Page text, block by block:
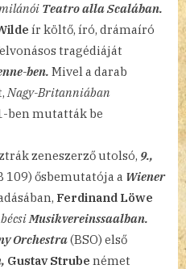
milánói Teatro alla Scalában.
ír költő, író, drámaíró
tragédiáját
ben. Mivel a darab
Nagy-Britanniában
ben mutatták be
zeneszerző utolsó, 9.,
109) ősbemutatója a Wiener
Ferdinand Löwe
bécsi Musikvereinssaalban.
Orchestra(BSO) első
Gustav Strube német